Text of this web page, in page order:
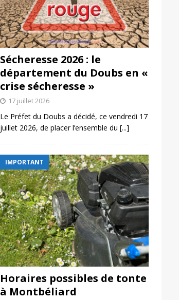
Sécheresse 2026 : le
département du Doubs en «
crise sécheresse »
17 juillet 2026
Le Préfet du Doubs a décidé, ce vendredi 17
juillet 2026, de placer l’ensemble du [...]
IMPORTANT
Horaires possibles de tonte
à Montbéliard